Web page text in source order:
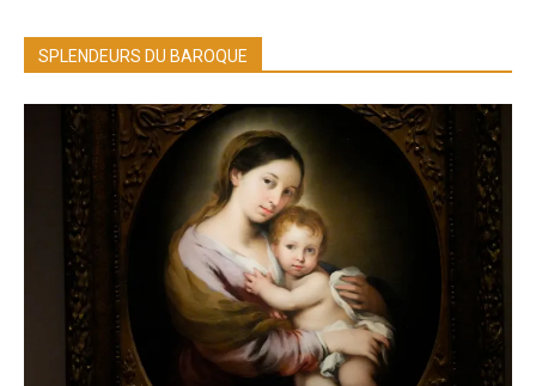
SPLENDEURS DU BAROQUE